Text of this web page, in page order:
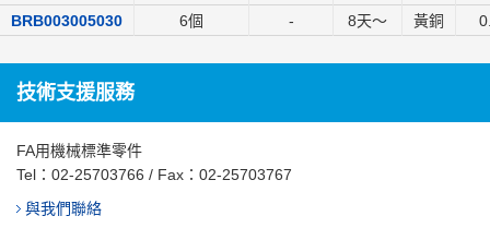
BRB003005030
6個 - 8天～ 黃銅
技術支援服務
FA用機械標準零件
Tel： 02-25703766 / Fax：02-25703767
與我們聯絡